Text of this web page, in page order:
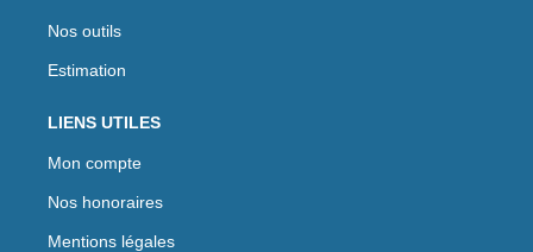
Nos outils
Estimation
LIENS UTILES
Mon compte
Nos honoraires
Mentions légales